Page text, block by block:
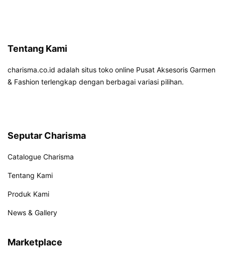
Tentang Kami
charisma.co.id adalah situs toko online Pusat Aksesoris Garmen
& Fashion terlengkap dengan berbagai variasi pilihan.
Seputar Charisma
Catalogue Charisma
Tentang Kami
Produk Kami
News & Gallery
Marketplace